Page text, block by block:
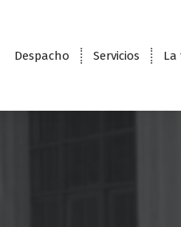
Despacho Servicios La